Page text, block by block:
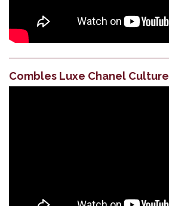
Combles Luxe Chanel Culture